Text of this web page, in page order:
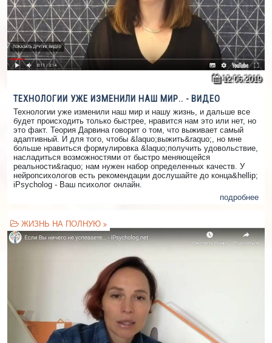
12.06.2019
ТЕХНОЛОГИИ УЖЕ ИЗМЕНИЛИ НАШ МИР.. - ВИДЕО
Технологии уже изменили наш мир и нашу жизнь, и дальше все
будет происходить только быстрее, нравится нам это или нет, но
это факт. Теория Дарвина говорит о том, что выживает самый
адаптивный. И для того, чтобы &laquo;выжить&raquo;, но мне
больше нравиться формулировка &laquo;получить удовольствие,
насладиться возможностями от быстро меняющейся
реальности&raquo; нам нужен набор определенных качеств. У
нейропсихологов есть рекомендации дослушайте до конца&hellip;
iPsycholog - Ваш психолог онлайн.
подробнее
ЖИЗНЬ НА ПОЛНУЮ